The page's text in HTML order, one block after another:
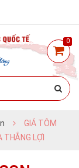
0
GIÁ TÔM
THẮNG LỢI